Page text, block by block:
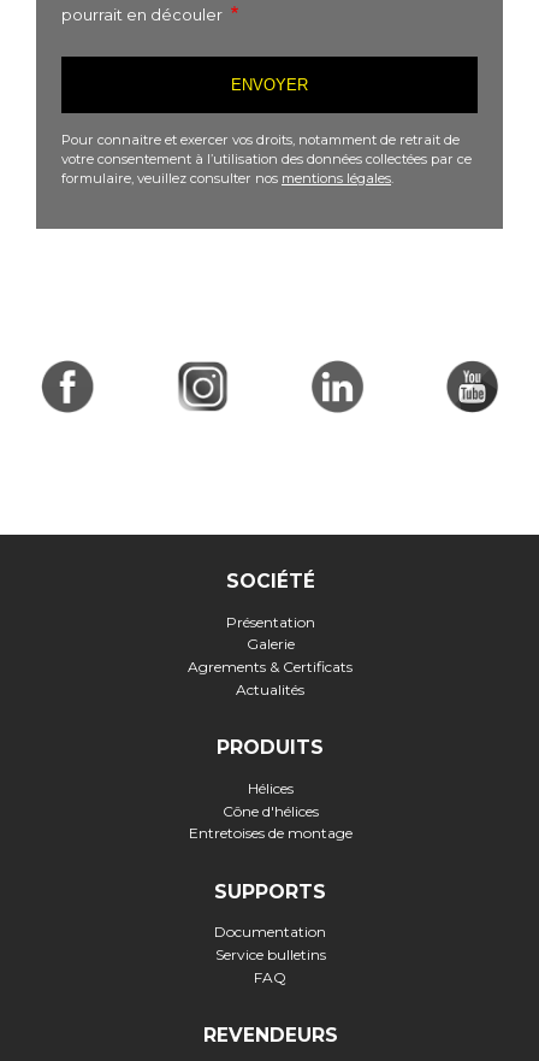
pourrait en découler
Pour connaitre et exercer vos droits, notamment de retrait de
votre consentement à l’utilisation des données collectées par ce
formulaire, veuillez consulter nos mentions légales
SOCIÉTÉ
Présentation
Galerie
Agrements & Certificats
Actualités
PRODUITS
Hélices
Cône d'hélices
Entretoises de montage
SUPPORTS
Documentation
Service bulletins
FAQ
REVENDEURS